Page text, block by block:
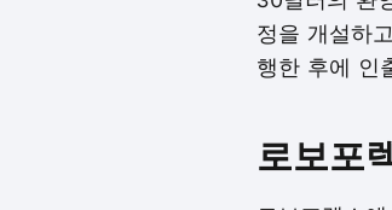
정을 개설하
행한 후에 인
로보포